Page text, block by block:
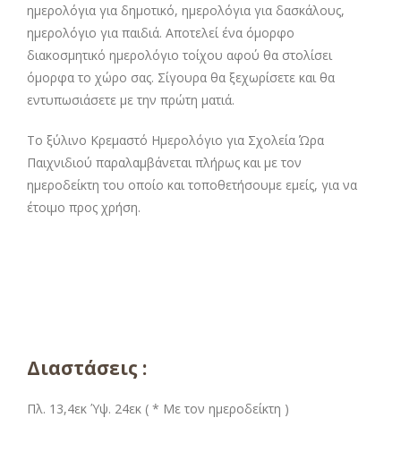
ημερολόγια για δημοτικό, ημερολόγια για δασκάλους,
ημερολόγιο για παιδιά. Αποτελεί ένα όμορφο
διακοσμητικό ημερολόγιο τοίχου αφού θα στολίσει
όμορφα το χώρο σας. Σίγουρα θα ξεχωρίσετε και θα
εντυπωσιάσετε με την πρώτη ματιά.
Το ξύλινο Κρεμαστό Ημερολόγιο για Σχολεία Ώρα
Παιχνιδιού παραλαμβάνεται πλήρως και με τον
ημεροδείκτη του οποίο και τοποθετήσουμε εμείς, για να
έτοιμο προς χρήση.
Διαστάσεις :
Πλ. 13,4εκ Ύψ. 24εκ ( * Με τον ημεροδείκτη )